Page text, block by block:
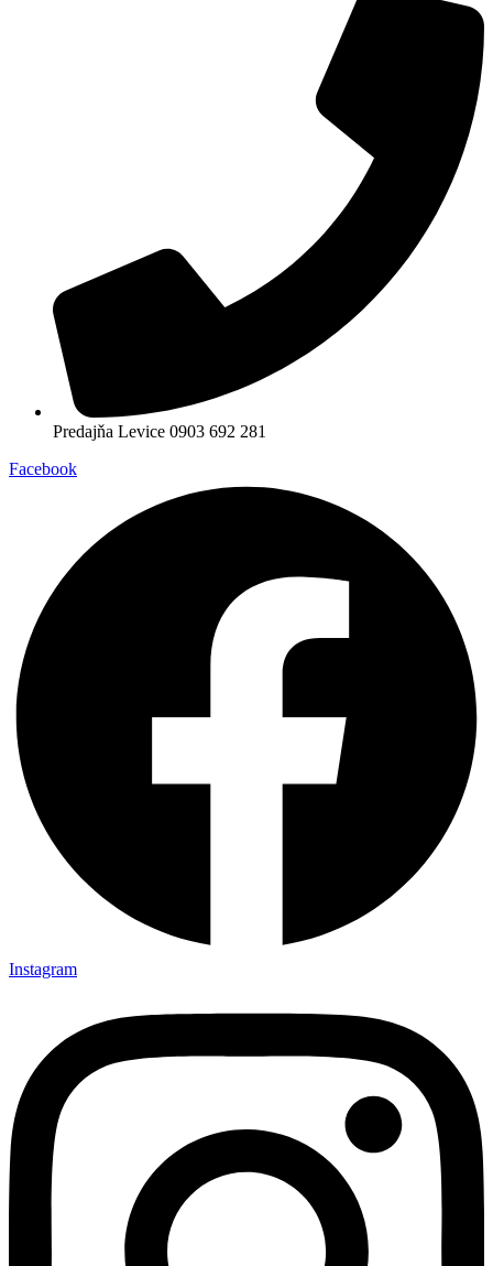
Predajňa Levice 0903 692 281
Facebook
Instagram